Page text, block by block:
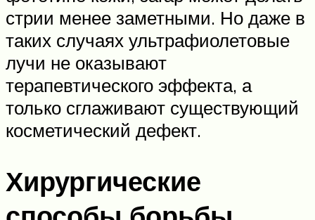
стрии менее заметными. Но даже в
таких случаях ультрафиолетовые
лучи не оказывают
терапевтического эффекта, а
только сглаживают существующий
косметический дефект.
Хирургические